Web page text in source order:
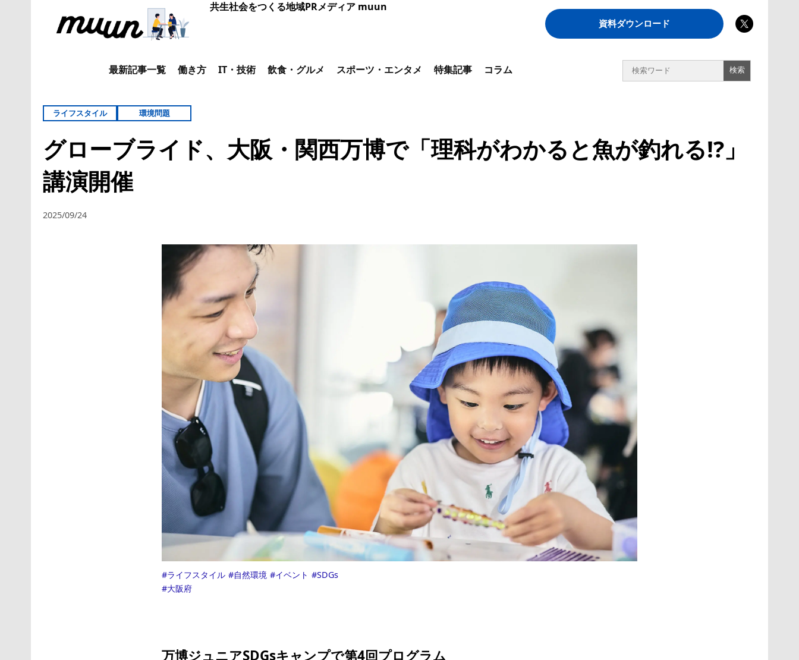
共生社会をつくる地域PRメディア muun
資料ダウンロード
最新記事一覧 働き方 IT・技術 飲食・グルメ スポーツ・エンタメ 特集記事 コラム
ライフスタイル 環境問題
グローブライド、大阪・関西万博で「理科がわかると魚が釣れる!?」
講演開催
2025/09/24
ライフスタイル 自然環境 イベント
SDGs
大阪府
万博ジュニアSDGsキャンプで第4回プログラム